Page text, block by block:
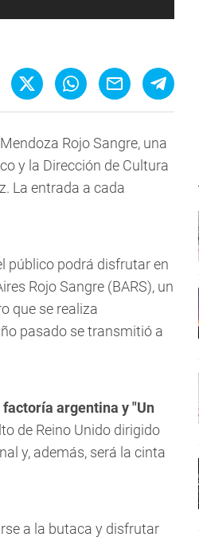
Rojo Sangre, una
y la Dirección de Cultura
La entrada a cada
público podrá disfrutar en
Rojo Sangre (BARS), un
que se realiza
pasado se transmitió a
argentina y "Un
de Reino Unido dirigido
y, además, será la cinta
a la butaca y disfrutar